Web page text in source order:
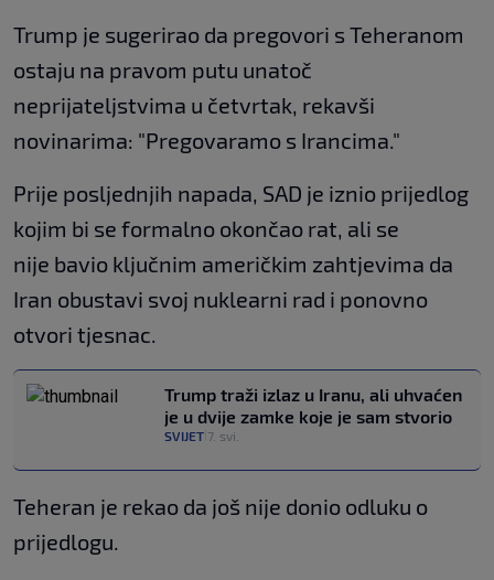
Trump je sugerirao da pregovori s Teheranom
ostaju na pravom putu unatoč
neprijateljstvima u četvrtak, rekavši
novinarima: "Pregovaramo s Irancima."
Prije posljednjih napada, SAD je iznio prijedlog
kojim bi se formalno okončao rat, ali se
nije bavio ključnim američkim zahtjevima da
Iran obustavi svoj nuklearni rad i ponovno
otvori tjesnac.
Trump traži izlaz u Iranu, ali uhvaćen
je u dvije zamke koje je sam stvorio
SVIJET 7. svi.
Teheran je rekao da još nije donio odluku o
prijedlogu.